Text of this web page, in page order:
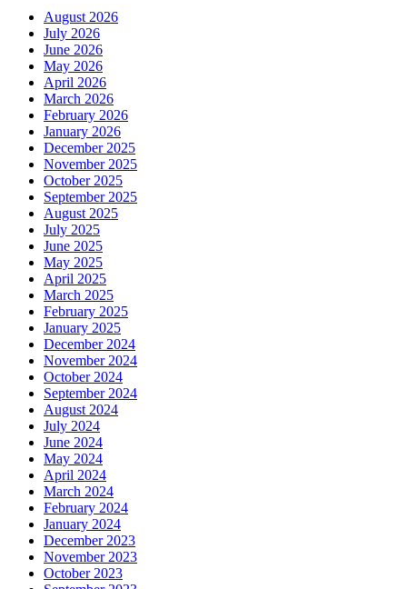
August 2026
July 2026
June 2026
May 2026
April 2026
March 2026
February 2026
January 2026
December 2025
November 2025
October 2025
September 2025
August 2025
July 2025
June 2025
May 2025
April 2025
March 2025
February 2025
January 2025
December 2024
November 2024
October 2024
September 2024
August 2024
July 2024
June 2024
May 2024
April 2024
March 2024
February 2024
January 2024
December 2023
November 2023
October 2023